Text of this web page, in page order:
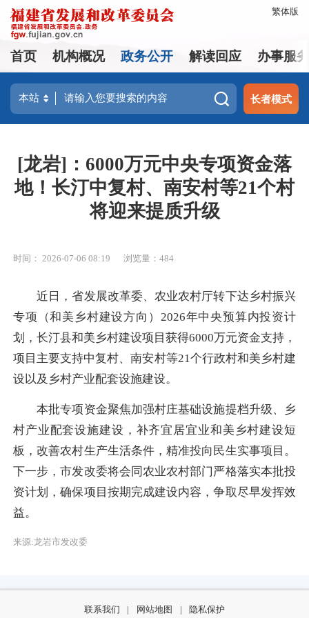
繁体版
首页 机构概况 政务公开 解读回应 办事服
长者模式
[龙岩]：6000万元中央专项资金落
地！长汀中复村、南安村等21个村
将迎来提质升级
时间： 2026-07-06 08:19 浏览量：484
近日，省发展改革委、农业农村厅转下达乡村振兴
专项（和美乡村建设方向）2026年中央预算内投资计
划，长汀县和美乡村建设项目获得6000万元资金支持，
项目主要支持中复村、南安村等21个行政村和美乡村建
设以及乡村产业配套设施建设。
本批专项资金聚焦加强村庄基础设施提档升级、乡
村产业配套设施建设，补齐宜居宜业和美乡村建设短
板，改善农村生产生活条件，精准投向民生实事项目。
下一步，市发改委将会同农业农村部门严格落实本批投
资计划，确保项目按期完成建设内容，争取尽早发挥效
益。
来源:龙岩市发改委
联系我们 | 网站地图 | 隐私保护